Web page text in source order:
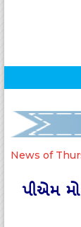
News of
પીએમ